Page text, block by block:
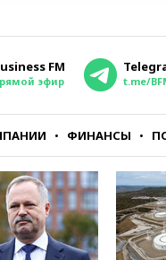
FM
эфир t.me/
ФИНАНСЫ